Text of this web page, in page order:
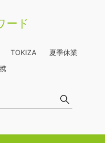
ード
TOKIZA
夏季休業